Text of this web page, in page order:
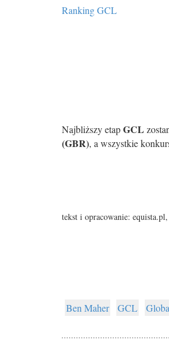
Ranking GCL
Najbliższy etapGCL
(GBR), a wszystkie
tekst i opracowanie:
Ben Maher GCL